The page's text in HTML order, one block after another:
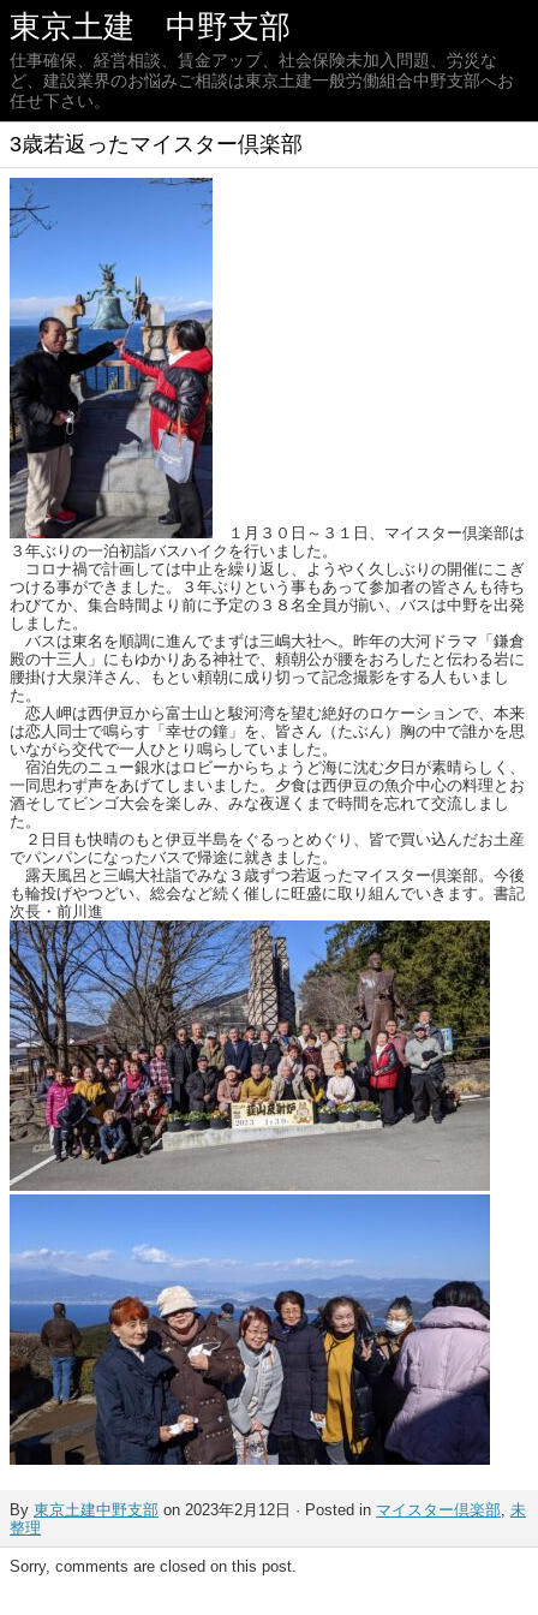
東京土建 中野支部
仕事確保、経営相談、賃金アップ、社会保険未加入問題、労災な
ど、建設業界のお悩みご相談は東京土建一般労働組合中野支部へお
任せ下さい。
3歳若返ったマイスター倶楽部
１月３０日～３１日、マイスター倶楽部は
３年ぶりの一泊初詣バスハイクを行いました。
コロナ禍で計画しては中止を繰り返し、ようやく久しぶりの開催にこぎ
つける事ができました。３年ぶりという事もあって参加者の皆さんも待ち
わびてか、集合時間より前に予定の３８名全員が揃い、バスは中野を出発
しました。
バスは東名を順調に進んでまずは三嶋大社へ。昨年の大河ドラマ「鎌倉
殿の十三人」にもゆかりある神社で、頼朝公が腰をおろしたと伝わる岩に
腰掛け大泉洋さん、もとい頼朝に成り切って記念撮影をする人もいまし
た。
恋人岬は西伊豆から富士山と駿河湾を望む絶好のロケーションで、本来
は恋人同士で鳴らす「幸せの鐘」を、皆さん（たぶん）胸の中で誰かを思
いながら交代で一人ひとり鳴らしていました。
宿泊先のニュー銀水はロビーからちょうど海に沈む夕日が素晴らしく、
一同思わず声をあげてしまいました。夕食は西伊豆の魚介中心の料理とお
酒そしてビンゴ大会を楽しみ、みな夜遅くまで時間を忘れて交流しまし
た。
２日目も快晴のもと伊豆半島をぐるっとめぐり、皆で買い込んだお土産
でパンパンになったバスで帰途に就きました。
露天風呂と三嶋大社詣でみな３歳ずつ若返ったマイスター倶楽部。今後
も輪投げやつどい、総会など続く催しに旺盛に取り組んでいきます。書記
次長・前川進
By 東京土建中野支部 on 2023年2月12日 · Posted in マイスター倶楽部, 未
整理
Sorry, comments are closed on this post.